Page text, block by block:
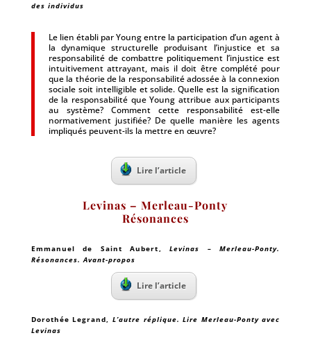
des individus
Le lien établi par Young entre la participation d’un agent à
la dynamique structurelle produisant l’injustice et sa
responsabilité de combattre politiquement l’injustice est
intuitivement attrayant, mais il doit être complété pour
que la théorie de la responsabilité adossée à la connexion
sociale soit intelligible et solide. Quelle est la signification
de la responsabilité que Young attribue aux participants
au système? Comment cette responsabilité est-elle
normativement justifiée? De quelle manière les agents
impliqués peuvent-ils la mettre en œuvre?
Lire l’article
Levinas – Merleau-Ponty
Résonances
Emmanuel de Saint Aubert,Levinas – Merleau-Ponty.
Résonances. Avant-propos
Lire l’article
Dorothée Legrand, L’autre réplique. Lire Merleau-Ponty avec
Levinas